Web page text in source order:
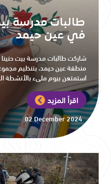
طالبات مدرسة
في عين حيمد
شاركت طالبات مدرسة بيت
منطقة عين حيمد، بتنظيم
استمتعن بيوم مليء بالأنشطة
اقرأ المزيد
02 December 2024